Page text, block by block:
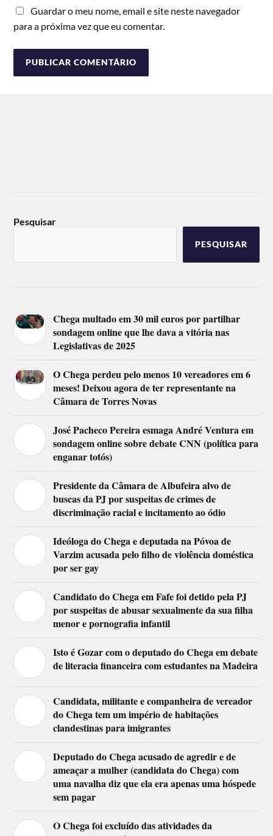
Guardar o meu nome, email e site neste navegador
para a próxima vez que eu comentar.
Pesquisar
PESQUISAR
Chega multado em 30 mil euros por partilhar
sondagem online que lhe dava a vitória nas
Legislativas de 2025
O Chega perdeu pelo menos 10 vereadores em 6
meses! Deixou agora de ter representante na
Câmara de Torres Novas
José Pacheco Pereira esmaga André Ventura em
sondagem online sobre debate CNN (política para
enganar totós)
Presidente da Câmara de Albufeira alvo de
buscas da PJ por suspeitas de crimes de
discriminação racial e incitamento ao ódio
Ideóloga do Chega e deputada na Póvoa de
Varzim acusada pelo filho de violência doméstica
por ser gay
Candidato do Chega em Fafe foi detido pela PJ
por suspeitas de abusar sexualmente da sua filha
menor e pornografia infantil
Isto é Gozar com o deputado do Chega em debate
de literacia financeira com estudantes na Madeira
Candidata, militante e companheira de vereador
do Chega tem um império de habitações
clandestinas para imigrantes
Deputado do Chega acusado de agredir e de
ameaçar a mulher (candidata do Chega) com
uma navalha diz que ela era apenas uma hóspede
sem pagar
O Chega foi excluído das atividades da